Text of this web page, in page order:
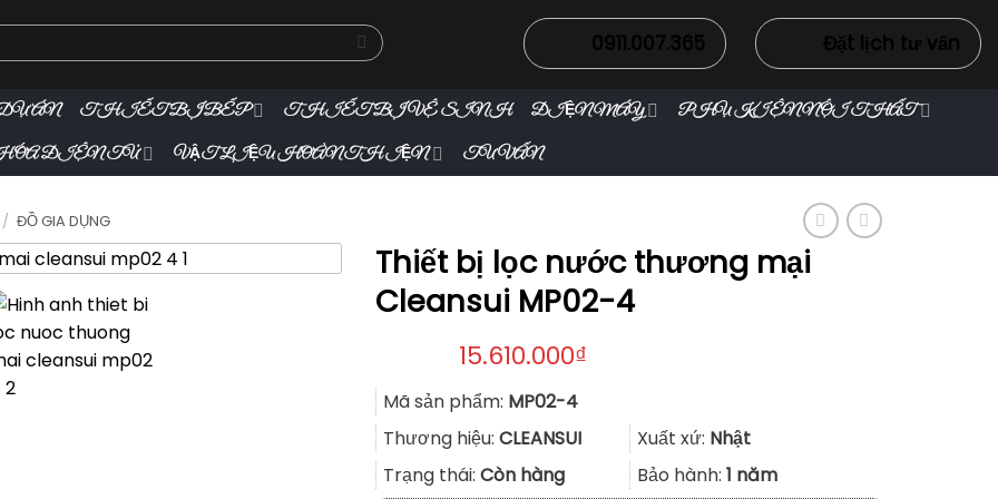
0911.007.365 Đặt lịch tư vấn
ÁN THIẾT BỊ BẾP THIẾT BỊ VỆ SINH ĐIỆN MÁY PHỤ KIỆN NỘI THẤT
ĐIỆN TỬ VẬT LIỆU HOÀN THIỆN TƯ VẤN
/ ĐỒ GIA DỤNG
Thiết bị lọc nước thương mại
Cleansui MP02-4
15.610.000₫
Mã sản phẩm: MP02-4
Thương hiệu: CLEANSUI Xuất xứ: Nhật
Trạng thái: Còn hàng Bảo hành:1 năm